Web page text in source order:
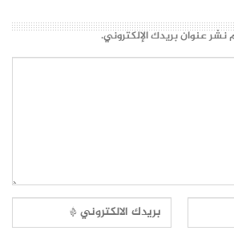
نشر عنوان بريدك الإلكتروني.